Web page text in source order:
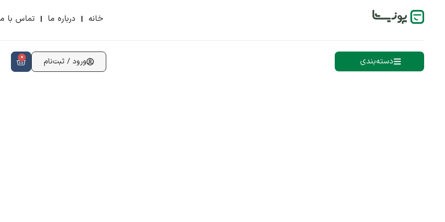
خانه درباره ما تماس با
دسته‌بندی ورود / ثبت‌نام 0